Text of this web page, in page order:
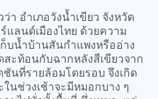
อำเภอวังน้ำเขียว จังหวัด
แลนด์เมืองไทย ด้วยความ
บน้ำบ้านสันกำแพงหรืออ่าง
สะท้อนกับฉากหลังสีเขียวจาก
นที่รายล้อมโดยรอบ จึงเกิด
นช่วงเช้าจะมีหมอกบาง ๆ